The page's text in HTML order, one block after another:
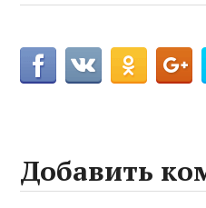
Добавить